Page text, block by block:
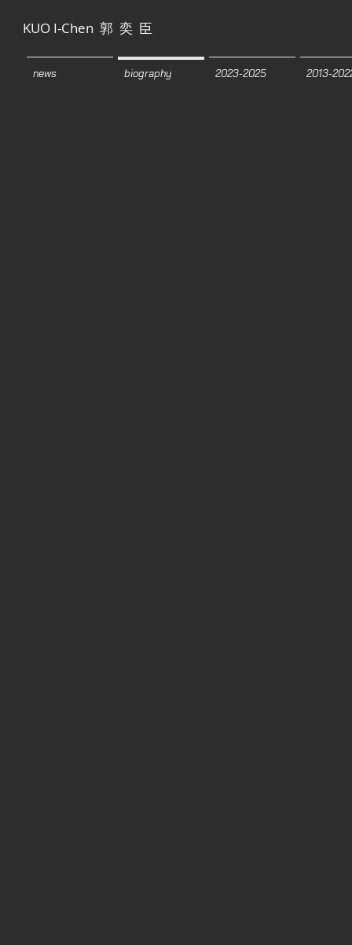
KUO I-Chen 郭 奕 臣
news biography 2023-2025 2013-